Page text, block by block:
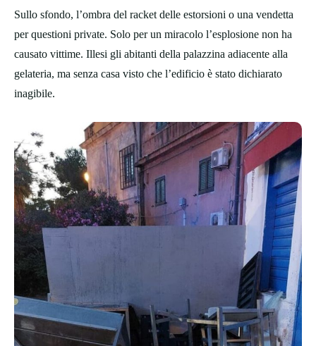
Sullo sfondo, l’ombra del racket delle estorsioni o una vendetta
per questioni private. Solo per un miracolo l’esplosione non ha
causato vittime. Illesi gli abitanti della palazzina adiacente alla
gelateria, ma senza casa visto che l’edificio è stato dichiarato
inagibile.